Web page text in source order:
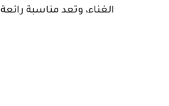
الغناء، وتعد مناسبة